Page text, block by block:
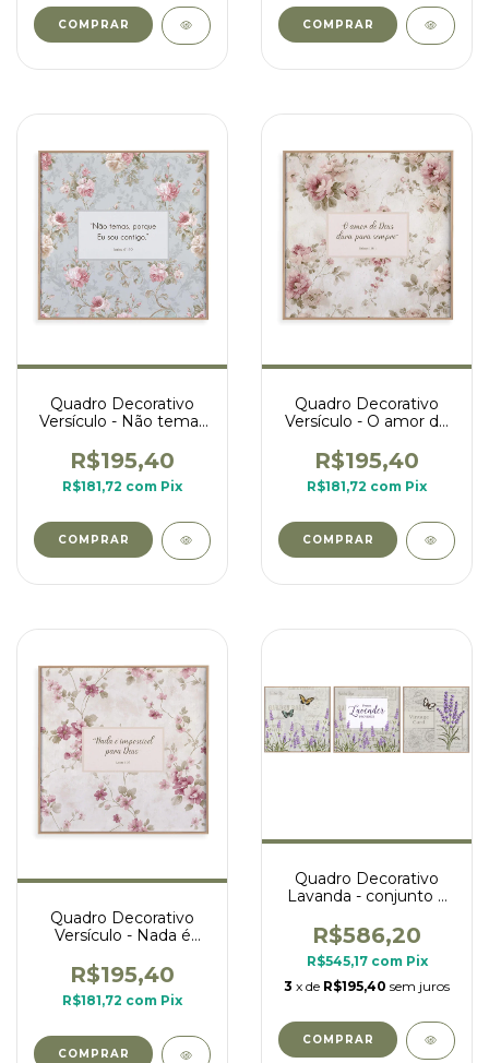
COMPRAR COMPRAR
Quadro Decorativo
Versículo - Não temas
R$195,40
R$181,72 com Pix
COMPRAR
Quadro Decorativo
Versículo - O amor de
sempre - fundo rosas
R$195,40
R$181,72 com Pix
COMPRAR
Quadro Decorativo
Versículo - Nada é
fundo flores
R$195,40
R$181,72 com Pix
COMPRAR
Quadro Decorativo
Lavanda - conjunto 3
R$586,20
R$545,17 com Pix
3 x de R$195,40 sem juros
COMPRAR